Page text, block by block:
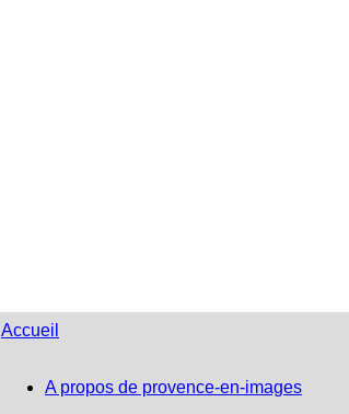
Accueil
A propos de provence-en-images